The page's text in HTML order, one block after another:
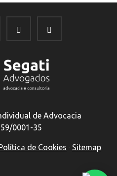
de Advocacia
0001-35
de Cookies Sitemap